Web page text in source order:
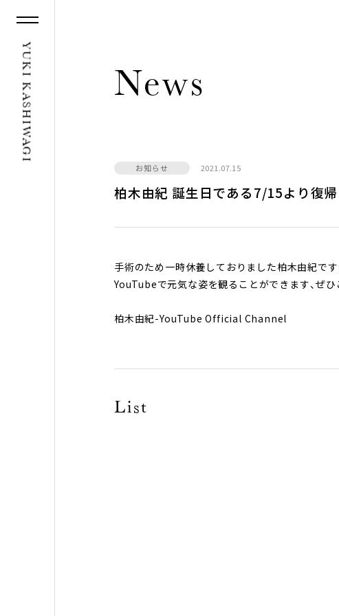
YUKI KASHIWAGI News
お知らせ 2021.07.15
柏木由紀 誕生日である7/15より復帰
手術のため一時休養しておりました柏木由紀で
YouTubeで元気な姿を観ることができます、ぜひ
柏木由紀-YouTube Official Channel
List